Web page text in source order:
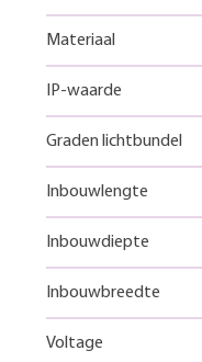
Materiaal
IP-waarde
Graden lichtbundel
Inbouwlengte
Inbouwdiepte
Inbouwbreedte
Voltage